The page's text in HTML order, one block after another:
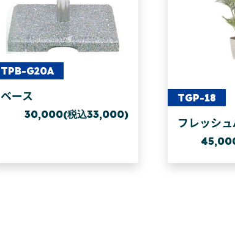
TPB-G20A
ベース
30,000(税込33,000)
TGP-18
フレッシ